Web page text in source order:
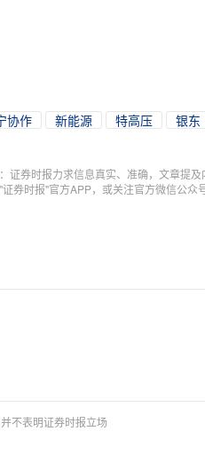
协作 新能源 特高压 银东
证券时报力求信息真实、准确，文章提
证券时报"官方APP，或关注官方微信公
不表明证券时报立场